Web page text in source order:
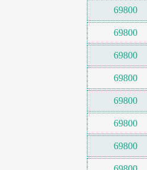
69800
69800
69800
69800
69800
69800
69800